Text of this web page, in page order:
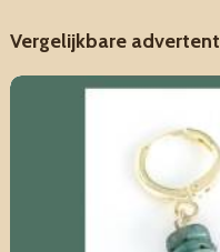
Vergelijkbare